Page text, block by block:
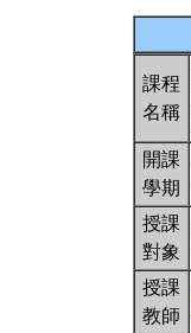
課程
名稱
開課
學期
授課
對象
授課
教師